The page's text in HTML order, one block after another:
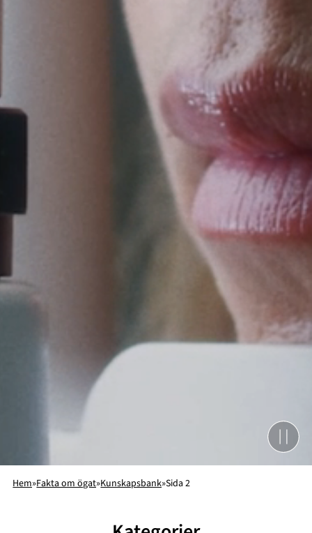
Hem»Fakta om ögat»Kunskapsbank»Sida 2